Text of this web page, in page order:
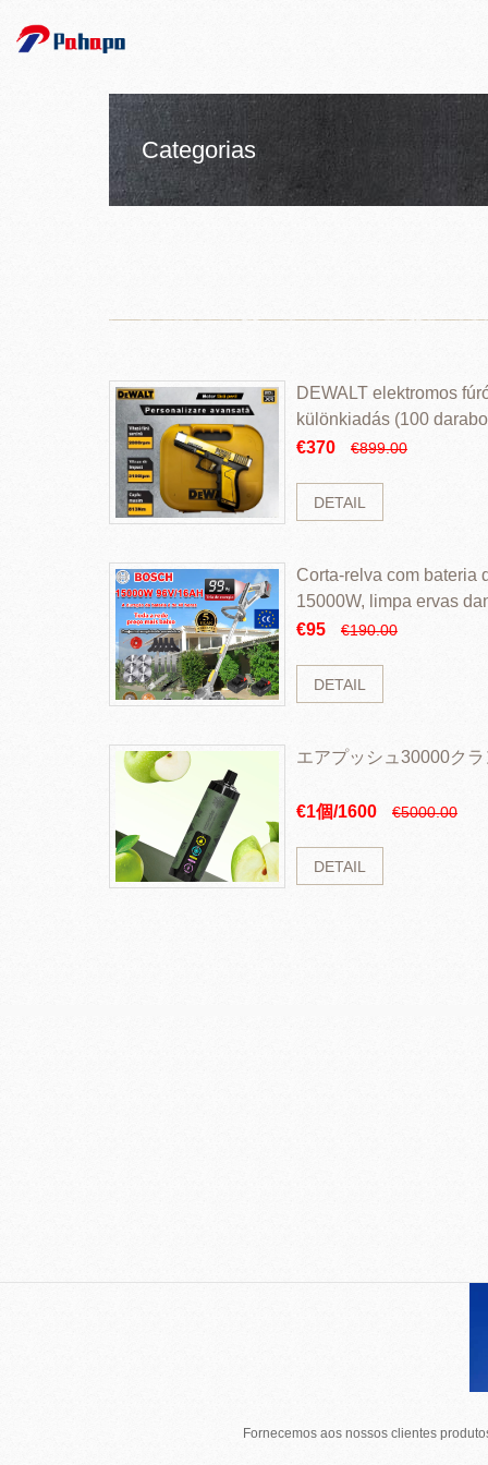
Categorias
DEWALT elektromos
különkiadás (100
€370
€899.00
DETAIL
Corta-relva com bateria
15000W, limpa ervas
rapidamente
€95 €190.00
DETAIL
エアプッシュ30000ク
€1個/1600 €5000.00
DETAIL
Fornecemos aos nossos clientes